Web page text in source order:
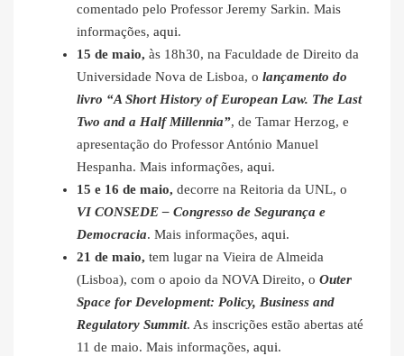
comentado pelo Professor Jeremy Sarkin. Mais
informações, aqui.
15 de maio, às 18h30, na Faculdade de Direito da
Universidade Nova de Lisboa, o lançamento do
livro “A Short History of European Law. The Last
Two and a Half Millennia”, de Tamar Herzog, e
apresentação do Professor António Manuel
Hespanha. Mais informações, aqui.
15 e 16 de maio, decorre na Reitoria da UNL, o
VI CONSEDE – Congresso de Segurança e
Democracia. Mais informações, aqui.
21 de maio, tem lugar na Vieira de Almeida
(Lisboa), com o apoio da NOVA Direito, o Outer
Space for Development: Policy, Business and
Regulatory Summit. As inscrições estão abertas até
11 de maio. Mais informações, aqui.